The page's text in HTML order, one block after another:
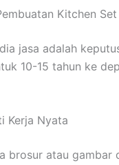
Kitchen
jasa adalah
10-15 tahun ke
Kerja Nyata
brosur atau